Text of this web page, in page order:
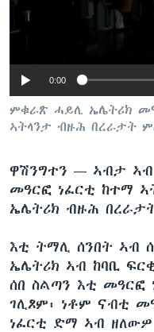
ቂሔ ጽልሚ
0:00
ምቁራጽ ሓይሊ ኤሌትሪክ
ኣትላንታ ብዙሕ በረራታት
ዋሽንግተን — ኣብታ
መዓርፎ ነፈርቲ ከተማ
ኤሌትሪክ ብዙሕ
እቲ ትማሊ ሰንበት ኣብ
ኤሌትሪክ ኣብ ከባቢ
ሰበ ስልጣን እቲ
ገሊጾም፡ ነቶም ናብቲ
ነፈርቲ ድማ ኣብ ዘለውዎ